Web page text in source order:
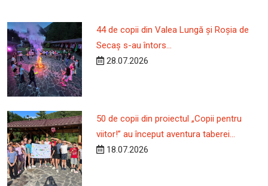
44 de copii din Valea Lungă și Roșia de
Secaș s-au întors...
28.07.2026
50 de copii din proiectul „Copii pentru
viitor!” au început aventura taberei...
18.07.2026